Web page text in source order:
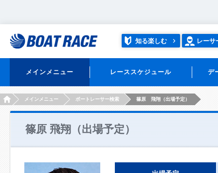
知る楽しむ レーサ
メインメニュー レーススケジュール デ
HOMEメインメニュー ボートレーサー検索 篠原 飛翔（出場予定）
篠原 飛翔（出場予定）